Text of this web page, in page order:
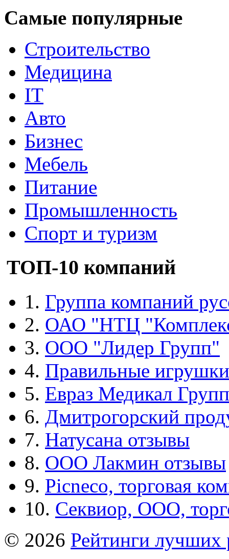
Самые популярные
Строительство
Медицина
IT
Авто
Бизнес
Мебель
Питание
Промышленность
Спорт и туризм
ТОП-10 компаний
1. Группа компаний
2. ОАО "НТЦ
3. ООО "Лидер Групп"
4. Правильные игрушки
5. Евраз Медикал Групп
6. Дмитрогорский
7. Натусана отзывы
8. ООО Лакмин отзывы
9. Picneco, торговая
10. Секвиор, ООО,
© 2026 Рейтинги лучших